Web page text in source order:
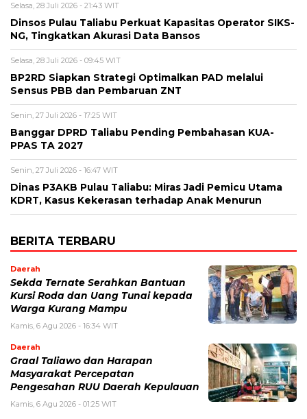
Selasa, 28 Juli 2026 - 21:43 WIT
Dinsos Pulau Taliabu Perkuat Kapasitas Operator SIKS-
NG, Tingkatkan Akurasi Data Bansos
Selasa, 28 Juli 2026 - 09:45 WIT
BP2RD Siapkan Strategi Optimalkan PAD melalui
Sensus PBB dan Pembaruan ZNT
Senin, 27 Juli 2026 - 17:25 WIT
Banggar DPRD Taliabu Pending Pembahasan KUA-
PPAS TA 2027
Senin, 27 Juli 2026 - 16:47 WIT
Dinas P3AKB Pulau Taliabu: Miras Jadi Pemicu Utama
KDRT, Kasus Kekerasan terhadap Anak Menurun
BERITA TERBARU
Daerah
Sekda Ternate Serahkan Bantuan
Kursi Roda dan Uang Tunai kepada
Warga Kurang Mampu
Kamis, 6 Agu 2026 - 16:34 WIT
Daerah
Graal Taliawo dan Harapan
Masyarakat Percepatan
Pengesahan RUU Daerah Kepulauan
Kamis, 6 Agu 2026 - 01:25 WIT